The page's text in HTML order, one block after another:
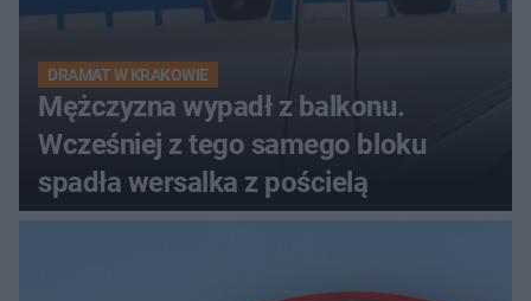
DRAMAT W KRAKOWIE
Mężczyzna wypadł z balkonu.
Wcześniej z tego samego bloku
spadła wersalka z pościelą